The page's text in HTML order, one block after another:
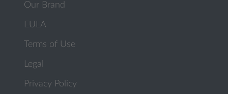
Our Brand
EULA
Terms of Use
Legal
Privacy Policy